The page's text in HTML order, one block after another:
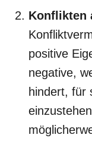
Konflikten
positive
negative,
hindert, für